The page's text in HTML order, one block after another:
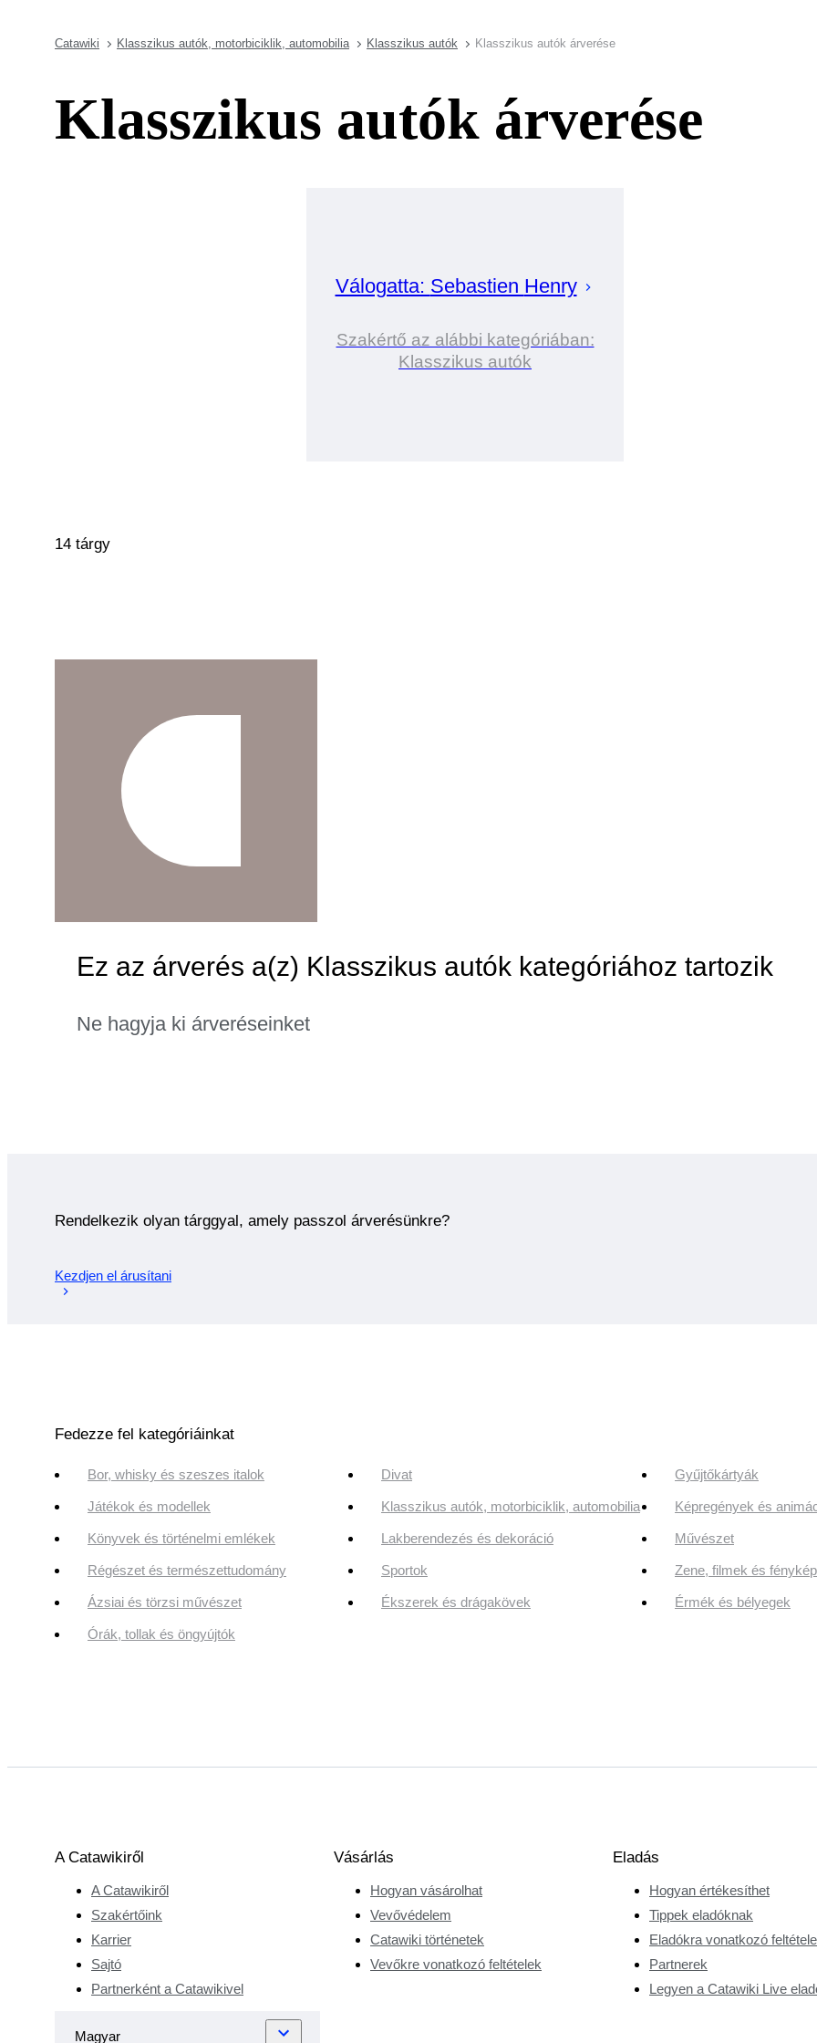
Catawiki Klasszikus autók, motorbiciklik, automobilia Klasszikus autók Klasszikus autók árverése
Klasszikus autók árverése
Válogatta: Sebastien Henry
Szakértő az alábbi kategóriában:
Klasszikus autók
14 tárgy
Ez az árverés a(z) Klasszikus autók kategóriához tartozik
Ne hagyja ki árveréseinket
Rendelkezik olyan tárggyal, amely passzol árverésünkre?
Kezdjen el árusítani
Fedezze fel kategóriáinkat
Bor, whisky és szeszes italok Divat Gyűjtőkártyák
Játékok és modellek Klasszikus autók, motorbiciklik, automobilia Képregények és
Könyvek és történelmi emlékek Lakberendezés és dekoráció Művészet
Régészet és természettudomány Sportok Zene, filmek és
Ázsiai és törzsi művészet Ékszerek és drágakövek Érmék és bélyegek
Órák, tollak és öngyújtók
A Catawikiről
A Catawikiről
Szakértőink
Karrier
Sajtó
Partnerként a Catawikivel
Vásárlás
Hogyan vásárolhat
Vevővédelem
Catawiki történetek
Vevőkre vonatkozó feltételek
Eladás
Hogyan értékesíthet
Tippek eladóknak
Eladókra vonatkozó
Partnerek
Legyen a Catawiki Live